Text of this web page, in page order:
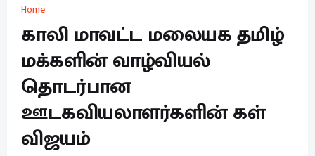
Home
காலி மாவட்ட மலையக தமிழ்
மக்களின் வாழ்வியல்
தொடர்பான
ஊடகவியலாளர்களின் கள்
விஜயம்